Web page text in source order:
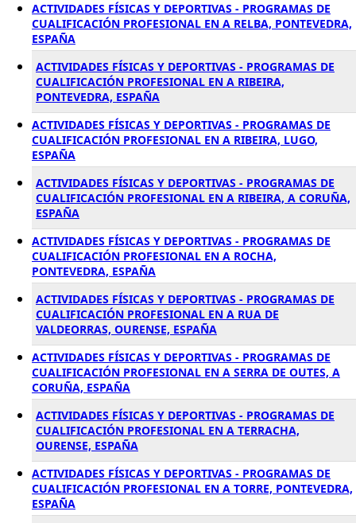
ACTIVIDADES FÍSICAS Y DEPORTIVAS - PROGRAMAS DE
CUALIFICACIÓN PROFESIONAL EN A RELBA, PONTEVEDRA,
ESPAÑA
ACTIVIDADES FÍSICAS Y DEPORTIVAS - PROGRAMAS DE
CUALIFICACIÓN PROFESIONAL EN A RIBEIRA,
PONTEVEDRA, ESPAÑA
ACTIVIDADES FÍSICAS Y DEPORTIVAS - PROGRAMAS DE
CUALIFICACIÓN PROFESIONAL EN A RIBEIRA, LUGO,
ESPAÑA
ACTIVIDADES FÍSICAS Y DEPORTIVAS - PROGRAMAS DE
CUALIFICACIÓN PROFESIONAL EN A RIBEIRA, A CORUÑA,
ESPAÑA
ACTIVIDADES FÍSICAS Y DEPORTIVAS - PROGRAMAS DE
CUALIFICACIÓN PROFESIONAL EN A ROCHA,
PONTEVEDRA, ESPAÑA
ACTIVIDADES FÍSICAS Y DEPORTIVAS - PROGRAMAS DE
CUALIFICACIÓN PROFESIONAL EN A RUA DE
VALDEORRAS, OURENSE, ESPAÑA
ACTIVIDADES FÍSICAS Y DEPORTIVAS - PROGRAMAS DE
CUALIFICACIÓN PROFESIONAL EN A SERRA DE OUTES, A
CORUÑA, ESPAÑA
ACTIVIDADES FÍSICAS Y DEPORTIVAS - PROGRAMAS DE
CUALIFICACIÓN PROFESIONAL EN A TERRACHA,
OURENSE, ESPAÑA
ACTIVIDADES FÍSICAS Y DEPORTIVAS - PROGRAMAS DE
CUALIFICACIÓN PROFESIONAL EN A TORRE, PONTEVEDRA,
ESPAÑA